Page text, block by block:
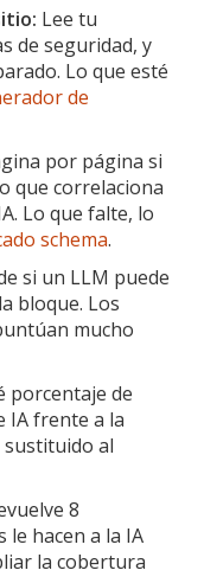
Lee tu
de seguridad, y
Lo que esté
de
por página si
que correlaciona
Lo que falte, lo
schema.
si un LLM puede
bloque. Los
mucho
porcentaje de
IA frente a la
sustituido al
8
hacen a la IA
la cobertura